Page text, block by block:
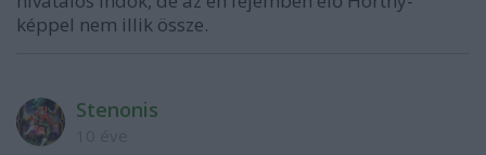
képpel nem illik össze.
Stenonis